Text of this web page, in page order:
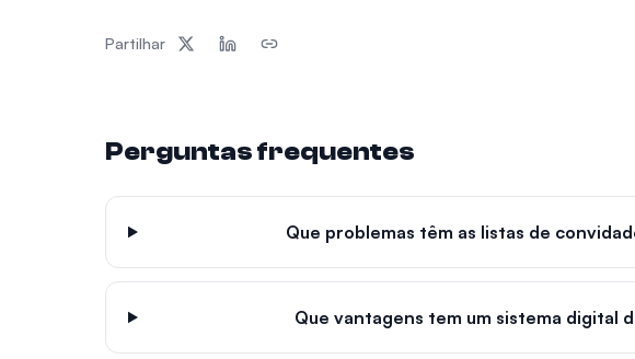
Partilhar
Perguntas frequentes
Que problemas têm as listas de
Que vantagens tem um sistema digital